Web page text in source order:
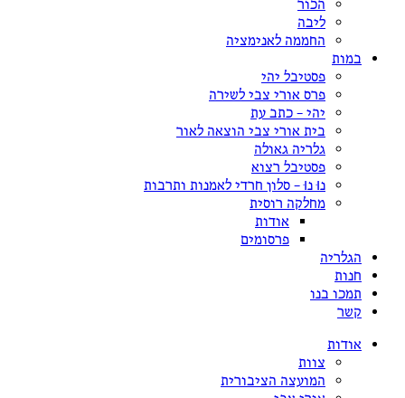
הכור
ליבה
החממה לאנימציה
במות
פסטיבל יהי
פרס אורי צבי לשירה
יהי – כתב עת
בית אורי צבי הוצאה לאור
גלריה גאולה
פסטיבל רצוא
נוּ נוּ – סלון חרדי לאמנות ותרבות
מחלקה רוסית
אודות
פרסומים
הגלריה
חנות
תמכו בנו
קשר
אודות
צוות
המועצה הציבורית